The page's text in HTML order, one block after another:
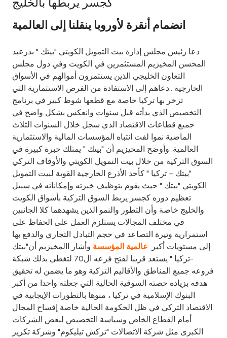
Tools & Services
After Sales Services
Contact us
Branch & ATM locator
Germany
Malaysia
Turkey
Egypt
UK
Kingdom of Bahrain
انضمام أنقرة لأوروبا ينقلنا إلى العالمية
دعا رئيس مجلس إدارة بيت التمويل الكويتي "بيتك " بدرعبد
المحسن المخيزيم المستثمرين في الكويت وفي دول مجلس
التعاون الخليجي الذين يستثمرون أموالهم في الأسواق
الخارجية ..دعاهم إلى الاستفادة من الفرص الاستثمارية التي
تزخر بها تركيا خاصة مع قطعها شوط كبير في برنامج
التخصيص الذي بدأته قبل سنوات وانعكس بشكل واضح في
جميع قطاعات الاقتصاد الذي سجل خلال السنوات الثلاث
الماضية نموا لفت انتباه المؤسسات المالية والاستثمارية
العالمية. وأوضح المخيزيم أن "بيتك " يمتلك خبرة كبيرة في
السوق التركية من خلال بيت التمويل الكويتي والأوقاف التركي
"بيتك – تركيا " كأحد الأذرع الخارجية القوية لبيت التمويل
الكويتي "بيتك " حيث يقوم بتوظيف خبرته وإمكاناته في سبيل
تعظيم دوره كجسر يربط السوق التركية بأسواق الكويت
والخليج خاصة وأن التطور والنمو الذين يشهدهما كلا الجانبين
في مختلف المجالات يستلزم العمل على الحفاظ على
استمرارية وتيرة التصاعد في حجم التبادل التجاري والدفع بها
إلى مستويات أكبر. عالمية المؤسسة وأشار االمخيزيم أن"بيتك
-تركيا " يستعد قريبا لفتح فرعه ال70 لتغطي بذلك شبكة
فروعه جميع المناطق والأقاليم التركية وهو ما يضمن له تحقيق
هدفه بزيادة حصته السوقية الحالية التي جعلته واحدا من أكبر
البنوك الإسلامية في تركيا ، منوها بالتطورات الإيجابية في
الاقتصاد التركي في ظل الحكومة الحالية خاصة إفساح المجال
أمام القطاع الخاص وسياسة التخصيص لبعض الشركات
الكبرى مثل شركة الاتصالات "تركش تيليكوم" وشركة تكرير